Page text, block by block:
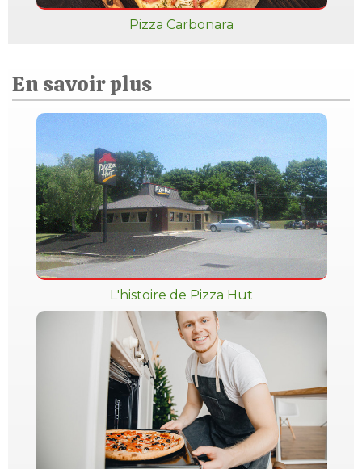
Pizza Carbonara
En savoir plus
L'histoire de Pizza Hut